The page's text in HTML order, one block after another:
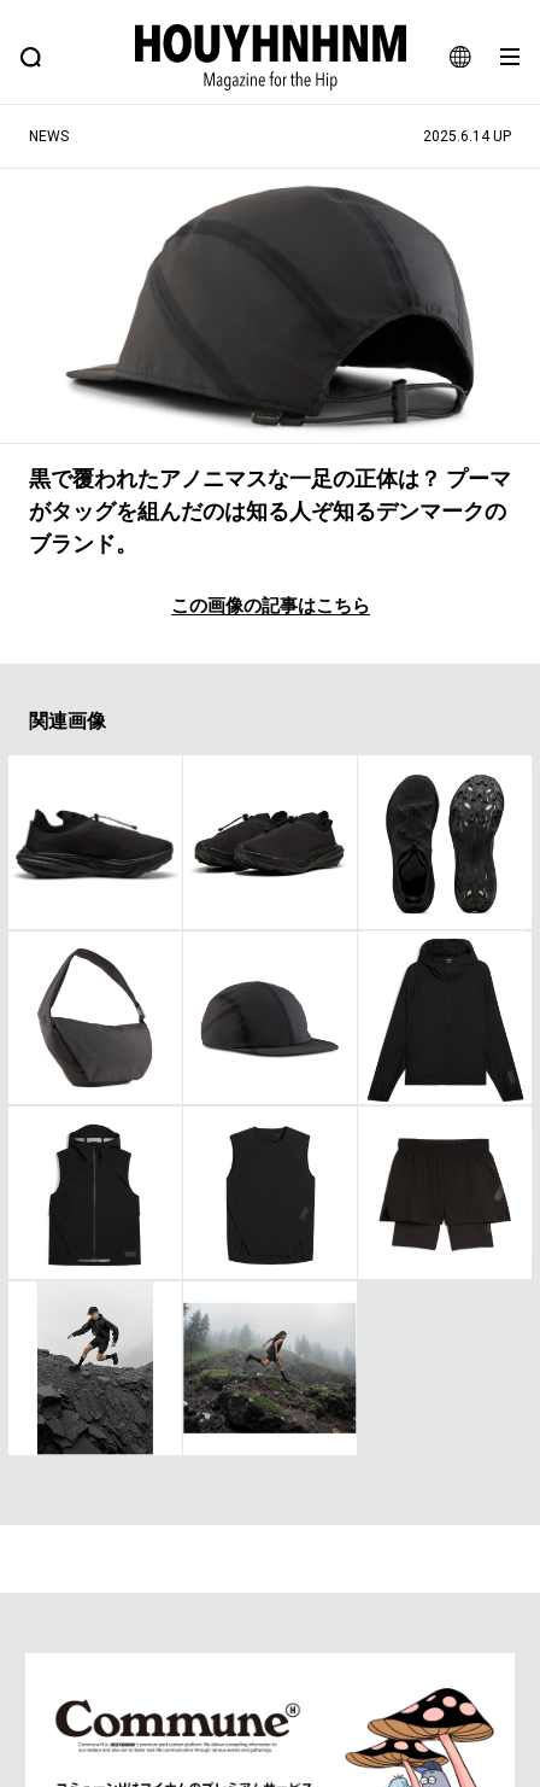
JA
EN
FEATURE BLOG SNAP
ヒップなファッション、カルチャー、ライフスタイルWEBマガジン
#SHOPPING ADDICT
#ESSENTIAL DESIGNS
#NEW VINTAGE #マイナーグッド図鑑
#路地裏てぃーん。 #MONTHLY JOURNAL
#GH 銘品の所以 #フイナムのYouTube
#ととけん #FASHION #MUSIC #MOVIE
#LIFESTYLE
NEWS 2025.6.14 UP
黒で覆われたアノニマスな一足の正体は？ プーマ
がタッグを組んだのは知る人ぞ知るデンマークの
ブランド。
この画像の記事はこちら
関連画像